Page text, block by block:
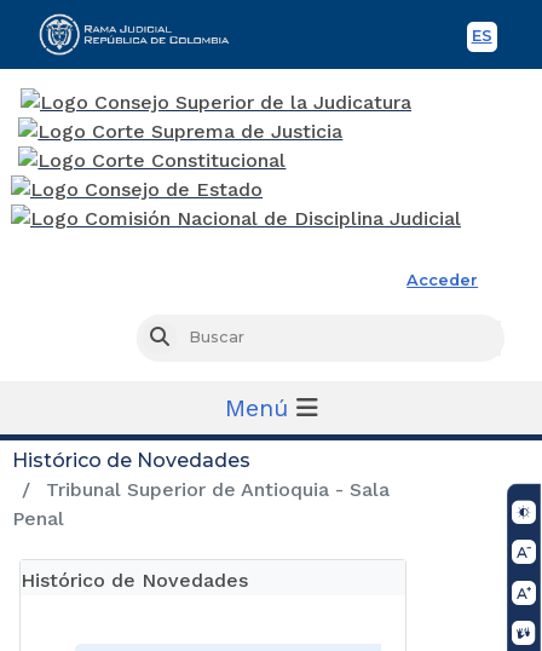
ES
Acceder
Buscar
Menú
Histórico de Novedades
Tribunal Superior de Antioquia - Sala
Penal
Histórico de Novedades